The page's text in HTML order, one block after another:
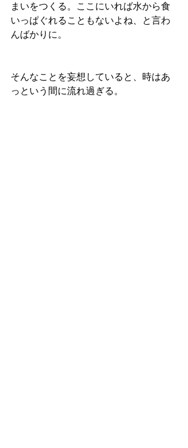
まいをつくる。ここにいれば水から食
いっぱぐれることもないよね、と言わ
んばかりに。
そんなことを妄想していると、時はあ
っという間に流れ過ぎる。